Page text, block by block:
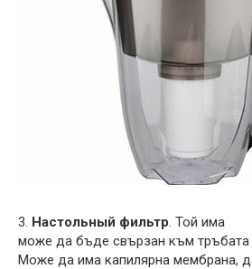
3. Настольный фильтр. Той има
може да бъде свързан към тръбата
Може да има капилярна мембрана,